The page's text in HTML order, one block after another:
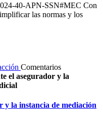
40-APN-SSN#MEC Con
las normas y los
Comentarios
el asegurador y la
y la instancia de mediación